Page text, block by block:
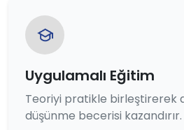
Uygulamalı Eğitim
Teoriyi pratikle birleştirerek
düşünme becerisi kazandırır.